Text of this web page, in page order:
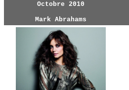
Octobre 2010
Mark Abrahams